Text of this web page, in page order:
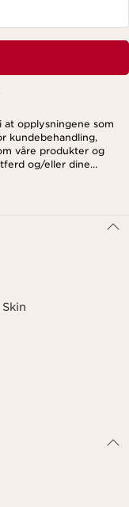
at opplysningene som
kundebehandling,
våre produkter og
og/eller dine
og
informasjon om
vennligst se